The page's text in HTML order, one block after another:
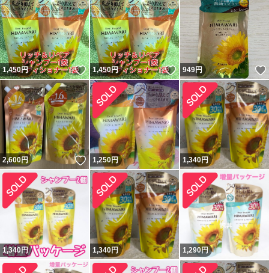
1,450円 いいね！
1,450円 いいね！
949円
2,600円 いいね！
1,250円 1,340円
1,340円 1,340円 1,290円